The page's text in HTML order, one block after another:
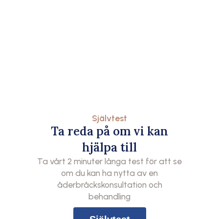
Självtest
Ta reda på om vi kan
hjälpa till
Ta vårt 2 minuter långa test för att se
om du kan ha nytta av en
åderbråckskonsultation och
behandling